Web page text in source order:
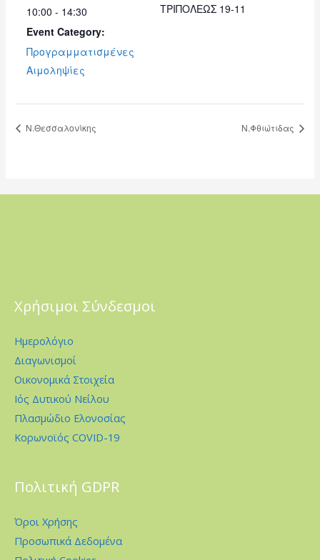
10:00 - 14:30
Event Category:
Προγραμματισμένες
Αιμοληψίες
ΤΡΙΠΟΛΕΩΣ 19-11
Ν.Θεσσαλονίκης Ν.Φθιώτιδας
Χρήσιμοι Σύνδεσμοι
Ημερολόγιο
Διαγωνισμοί
Οικονομικά Στοιχεία
Ιός Δυτικού Νείλου
Πλασμώδιο Ελονοσίας
Κορωνοϊός COVID-19
Πολιτική GDPR
Όροι Χρήσης
Προσωπικά Δεδομένα